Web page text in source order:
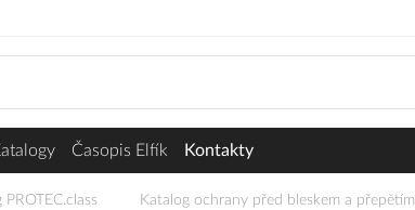
Časopis Elfík Kontakty
PROTEC.class Katalog ochrany před bleskem a přepětím